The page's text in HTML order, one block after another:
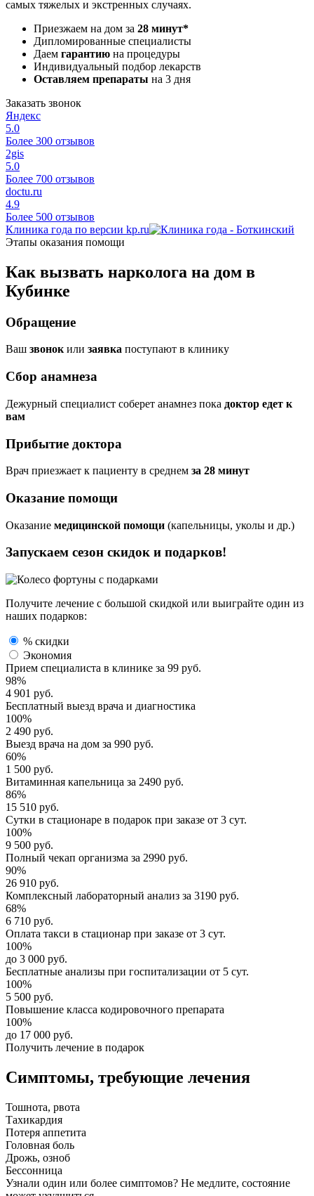
самых тяжелых и экстренных случаях.
Приезжаем на дом за 28 минут*
Дипломированные специалисты
Даем гарантию на процедуры
Индивидуальный подбор лекарств
Оставляем препараты на 3 дня
Заказать звонок
Яндекс
5.0
Более 300 отзывов
2gis
5.0
Более 700 отзывов
doctu.ru
4.9
Более 500 отзывов
Клиника года по версии kp.ru
Этапы оказания помощи
Как вызвать нарколога на дом в
Кубинке
Обращение
Ваш звонокили заявка поступают в клинику
Сбор анамнеза
Дежурный специалист соберет анамнез пока доктор едет к
вам
Прибытие доктора
Врач приезжает к пациенту в среднем за 28 минут
Оказание помощи
Оказание медицинской помощи (капельницы, уколы и др.)
Запускаем сезон скидок и подарков!
Получите лечение с большой скидкой или выиграйте один из
наших подарков:
% скидки
Экономия
Прием специалиста в клинике за 99 руб.
98%
4 901 руб.
Бесплатный выезд врача и диагностика
100%
2 490 руб.
Выезд врача на дом за 990 руб.
60%
1 500 руб.
Витаминная капельница за 2490 руб.
86%
15 510 руб.
Сутки в стационаре в подарок при заказе от 3 сут.
100%
9 500 руб.
Полный чекап организма за 2990 руб.
90%
26 910 руб.
Комплексный лабораторный анализ за 3190 руб.
68%
6 710 руб.
Оплата такси в стационар при заказе от 3 сут.
100%
до 3 000 руб.
Бесплатные анализы при госпитализации от 5 сут.
100%
5 500 руб.
Повышение класса кодировочного препарата
100%
до 17 000 руб.
Получить лечение в подарок
Симптомы, требующие лечения
Тошнота, рвота
Тахикардия
Потеря аппетита
Головная боль
Дрожь, озноб
Бессонница
Узнали один или более симптомов? Не медлите, состояние